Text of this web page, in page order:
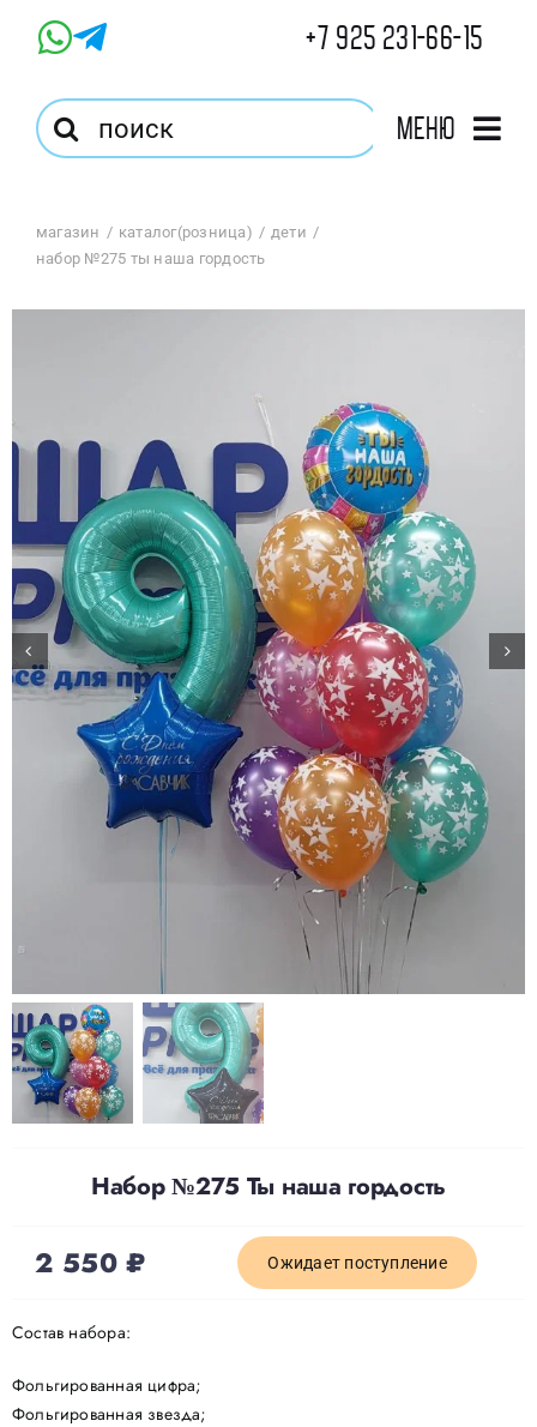
+7 925 231-66-15
Результат
поиска:
Меню
Магазин
Корзина
Избранное
Доставка
О нас
Отзывы
Контакты
Политика конфиденциальности
магазин каталог(розница)
дети
набор №275 ты наша гордость
Набор №275 Ты наша гордость
2 550₽ Ожидает поступление
Состав набора:
Фольгированная цифра;
Фольгированная звезда;